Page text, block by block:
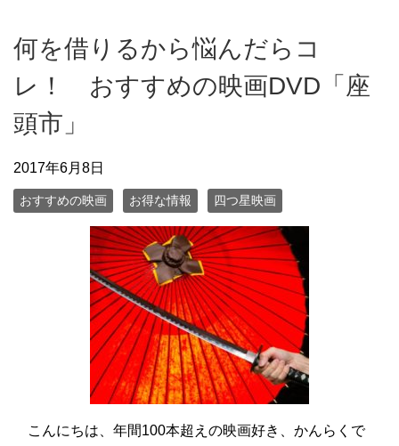
何を借りるから悩んだらコ
レ！ おすすめの映画DVD「座
頭市」
2017年6月8日
おすすめの映画 お得な情報 四つ星映画
こんにちは、年間100本超えの映画好き、かんらくで